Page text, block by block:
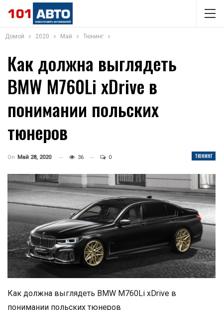
Домой 2020 Май Тюнинг
Как должна выглядеть
BMW M760Li xDrive в
понимании польских
тюнеров
ТЮНИНГ
On Май 28, 2020 36 0
Как должна выглядеть BMW M760Li xDrive в
понимании польских тюнеров